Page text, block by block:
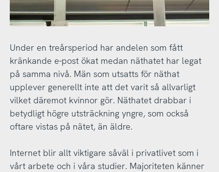
Under en treårsperiod har andelen som fått
kränkande e-post ökat medan näthatet har legat
på samma nivå. Män som utsatts för näthat
upplever generellt inte att det varit så allvarligt
vilket däremot kvinnor gör. Näthatet drabbar i
betydligt högre utsträckning yngre, som också
oftare vistas på nätet, än äldre.
Internet blir allt viktigare såväl i privatlivet som i
vårt arbete och i våra studier. Majoriteten känner